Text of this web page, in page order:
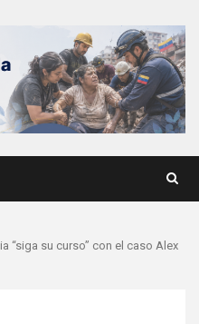
“siga su curso” con el caso Alex